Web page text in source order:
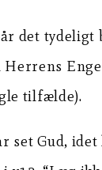
det tydeligt
Herrens
tilfælde).
set Gud,